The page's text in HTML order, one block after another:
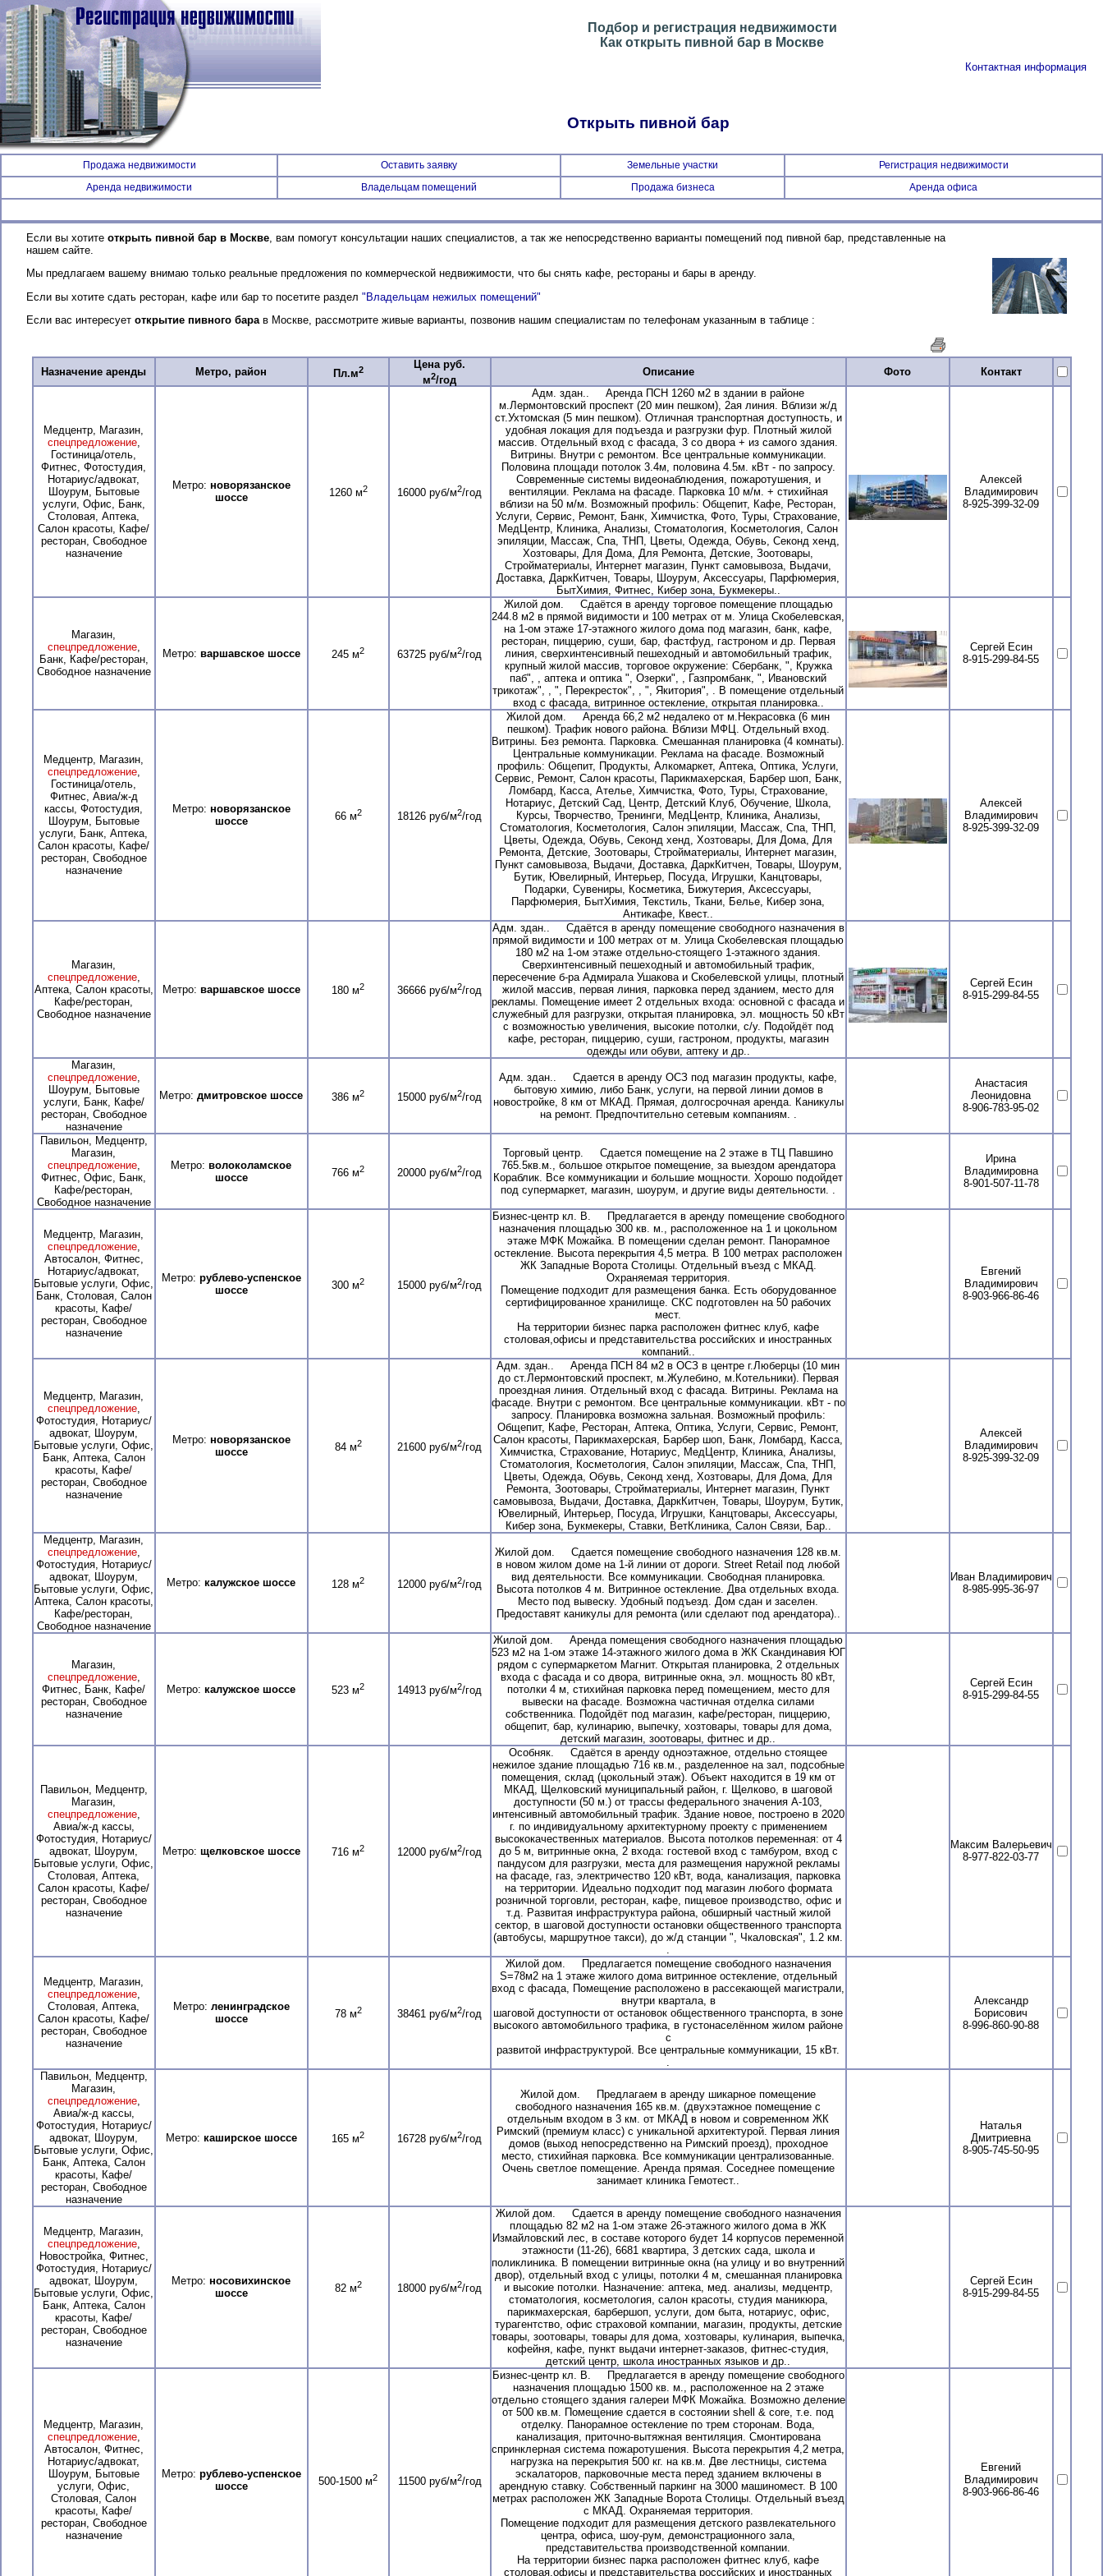
Подбор и регистрация недвижимости
Как открыть пивной бар в Москве
Контактная информация
Открыть пивной бар
Продажа недвижимости Оставить заявку Земельные участки
Регистрация недвижимости
Аренда недвижимости
Владельцам помещений Продажа бизнеса Аренда офиса
Если вы хотите открыть пивной бар в Москве, вам помогут консультации наших специалистов, а так же непосредственно варианты помещений под пивной бар, представленные на
нашем сайте.
Мы предлагаем вашему внимаю только реальные предложения по коммерческой недвижимости, что бы снять кафе, рестораны и бары в аренду.
Если вы хотите сдать ресторан, кафе или бар то посетите раздел "Владельцам нежилых помещений"
Если вас интересует открытие пивного бара в Москве, рассмотрите живые варианты, позвонив нашим специалистам по телефонам указанным в таблице :
Назначение аренды Метро, район Пл.м2
Цена руб.
м2/год
Описание Фото Контакт
Медцентр, Магазин,
спецпредложение,
Гостиница/отель,
Фитнес, Фотостудия,
Нотариус/адвокат,
Шоурум, Бытовые
услуги, Офис, Банк,
Столовая, Аптека,
Салон красоты, Кафе/
ресторан, Свободное
назначение
Метро: новорязанское
шоссе
1260 м2 16000 руб/м2/год
Адм. здан.. Аренда ПСН 1260 м2 в здании в районе
м.Лермонтовский проспект (20 мин пешком), 2ая линия. Вблизи ж/д
ст.Ухтомская (5 мин пешком). Отличная транспортная доступность, и
удобная локация для подъезда и разгрузки фур. Плотный жилой
массив. Отдельный вход с фасада, 3 со двора + из самого здания.
Витрины. Внутри с ремонтом. Все центральные коммуникации.
Половина площади потолок 3.4м, половина 4.5м. кВт - по запросу.
Современные системы видеонаблюдения, пожаротушения, и
вентиляции. Реклама на фасаде. Парковка 10 м/м. + стихийная
вблизи на 50 м/м. Возможный профиль: Общепит, Кафе, Ресторан,
Услуги, Сервис, Ремонт, Банк, Химчистка, Фото, Туры, Страхование,
МедЦентр, Клиника, Анализы, Стоматология, Косметология, Салон
эпиляции, Массаж, Спа, ТНП, Цветы, Одежда, Обувь, Секонд хенд,
Хозтовары, Для Дома, Для Ремонта, Детские, Зоотовары,
Стройматериалы, Интернет магазин, Пункт самовывоза, Выдачи,
Доставка, ДаркКитчен, Товары, Шоурум, Аксессуары, Парфюмерия,
БытХимия, Фитнес, Кибер зона, Букмекеры..
Алексей
Владимирович
8-925-399-32-09
Магазин,
спецпредложение,
Банк, Кафе/ресторан,
Свободное назначение
Метро: варшавское шоссе 245 м2 63725 руб/м2/год
Жилой дом. Сдаётся в аренду торговое помещение площадью
244.8 м2 в прямой видимости и 100 метрах от м. Улица Скобелевская,
на 1-ом этаже 17-этажного жилого дома под магазин, банк, кафе,
ресторан, пиццерию, суши, бар, фастфуд, гастроном и др. Первая
линия, сверхинтенсивный пешеходный и автомобильный трафик,
крупный жилой массив, торговое окружение: Сбербанк, ", Кружка
паб", , аптека и оптика ", Озерки", , Газпромбанк, ", Ивановский
трикотаж", , ", Перекресток", , ", Якитория", . В помещение отдельный
вход с фасада, витринное остекление, открытая планировка..
Сергей Есин
8-915-299-84-55
Медцентр, Магазин,
спецпредложение,
Гостиница/отель,
Фитнес, Авиа/ж-д
кассы, Фотостудия,
Шоурум, Бытовые
услуги, Банк, Аптека,
Салон красоты, Кафе/
ресторан, Свободное
назначение
Метро: новорязанское
шоссе
66 м2 18126 руб/м2/год
Жилой дом. Аренда 66,2 м2 недалеко от м.Некрасовка (6 мин
пешком). Трафик нового района. Вблизи МФЦ. Отдельный вход.
Витрины. Без ремонта. Парковка. Смешанная планировка (4 комнаты).
Центральные коммуникации. Реклама на фасаде. Возможный
профиль: Общепит, Продукты, Алкомаркет, Аптека, Оптика, Услуги,
Сервис, Ремонт, Салон красоты, Парикмахерская, Барбер шоп, Банк,
Ломбард, Касса, Ателье, Химчистка, Фото, Туры, Страхование,
Нотариус, Детский Сад, Центр, Детский Клуб, Обучение, Школа,
Курсы, Творчество, Тренинги, МедЦентр, Клиника, Анализы,
Стоматология, Косметология, Салон эпиляции, Массаж, Спа, ТНП,
Цветы, Одежда, Обувь, Секонд хенд, Хозтовары, Для Дома, Для
Ремонта, Детские, Зоотовары, Стройматериалы, Интернет магазин,
Пункт самовывоза, Выдачи, Доставка, ДаркКитчен, Товары, Шоурум,
Бутик, Ювелирный, Интерьер, Посуда, Игрушки, Канцтовары,
Подарки, Сувениры, Косметика, Бижутерия, Аксессуары,
Парфюмерия, БытХимия, Текстиль, Ткани, Белье, Кибер зона,
Антикафе, Квест..
Алексей
Владимирович
8-925-399-32-09
Магазин,
спецпредложение,
Аптека, Салон красоты,
Кафе/ресторан,
Свободное назначение
Метро: варшавское шоссе 180 м2 36666 руб/м2/год
Адм. здан.. Сдаётся в аренду помещение свободного назначения в
прямой видимости и 100 метрах от м. Улица Скобелевская площадью
180 м2 на 1-ом этаже отдельно-стоящего 1-этажного здания.
Сверхинтенсивный пешеходный и автомобильный трафик,
пересечение б-ра Адмирала Ушакова и Скобелевской улицы, плотный
жилой массив, первая линия, парковка перед зданием, место для
рекламы. Помещение имеет 2 отдельных входа: основной с фасада и
служебный для разгрузки, открытая планировка, эл. мощность 50 кВт
с возможностью увеличения, высокие потолки, с/у. Подойдёт под
кафе, ресторан, пиццерию, суши, гастроном, продукты, магазин
одежды или обуви, аптеку и др..
Сергей Есин
8-915-299-84-55
Магазин,
спецпредложение,
Шоурум, Бытовые
услуги, Банк, Кафе/
ресторан, Свободное
назначение
Метро: дмитровское шоссе 386 м2 15000 руб/м2/год
Адм. здан.. Сдается в аренду ОСЗ под магазин продукты, кафе,
бытовую химию, либо Банк, услуги, на первой линии домов в
новостройке, 8 км от МКАД. Прямая, долгосрочная аренда. Каникулы
на ремонт. Предпочтительно сетевым компаниям. .
Анастасия
Леонидовна
8-906-783-95-02
Павильон, Медцентр,
Магазин,
спецпредложение,
Фитнес, Офис, Банк,
Кафе/ресторан,
Свободное назначение
Метро: волоколамское
шоссе
766 м2 20000 руб/м2/год
Торговый центр. Сдается помещение на 2 этаже в ТЦ Павшино
765.5кв.м., большое открытое помещение, за выездом арендатора
Кораблик. Все коммуникации и большие мощности. Хорошо подойдет
под супермаркет, магазин, шоурум, и другие виды деятельности. .
Ирина
Владимировна
8-901-507-11-78
Медцентр, Магазин,
спецпредложение,
Автосалон, Фитнес,
Нотариус/адвокат,
Бытовые услуги, Офис,
Банк, Столовая, Салон
красоты, Кафе/
ресторан, Свободное
назначение
Метро: рублево-успенское
шоссе
300 м2 15000 руб/м2/год
Бизнес-центр кл. В. Предлагается в аренду помещение свободного
назначения площадью 300 кв. м., расположенное на 1 и цокольном
этаже МФК Можайка. В помещении сделан ремонт. Панорамное
остекление. Высота перекрытия 4,5 метра. В 100 метрах расположен
ЖК Западные Ворота Столицы. Отдельный въезд с МКАД.
Охраняемая территория.
Помещение подходит для размещения банка. Есть оборудованное
сертифицированное хранилище. СКС подготовлен на 50 рабочих
мест.
На территории бизнес парка расположен фитнес клуб, кафе
столовая,офисы и представительства российских и иностранных
компаний..
Евгений
Владимирович
8-903-966-86-46
Медцентр, Магазин,
спецпредложение,
Фотостудия, Нотариус/
адвокат, Шоурум,
Бытовые услуги, Офис,
Банк, Аптека, Салон
красоты, Кафе/
ресторан, Свободное
назначение
Метро: новорязанское
шоссе
84 м2 21600 руб/м2/год
Адм. здан.. Аренда ПСН 84 м2 в ОСЗ в центре г.Люберцы (10 мин
до ст.Лермонтовский проспект, м.Жулебино, м.Котельники). Первая
проездная линия. Отдельный вход с фасада. Витрины. Реклама на
фасаде. Внутри с ремонтом. Все центральные коммуникации. кВт - по
запросу. Планировка возможна зальная. Возможный профиль:
Общепит, Кафе, Ресторан, Аптека, Оптика, Услуги, Сервис, Ремонт,
Салон красоты, Парикмахерская, Барбер шоп, Банк, Ломбард, Касса,
Химчистка, Страхование, Нотариус, МедЦентр, Клиника, Анализы,
Стоматология, Косметология, Салон эпиляции, Массаж, Спа, ТНП,
Цветы, Одежда, Обувь, Секонд хенд, Хозтовары, Для Дома, Для
Ремонта, Зоотовары, Стройматериалы, Интернет магазин, Пункт
самовывоза, Выдачи, Доставка, ДаркКитчен, Товары, Шоурум, Бутик,
Ювелирный, Интерьер, Посуда, Игрушки, Канцтовары, Аксессуары,
Кибер зона, Букмекеры, Ставки, ВетКлиника, Салон Связи, Бар..
Алексей
Владимирович
8-925-399-32-09
Медцентр, Магазин,
спецпредложение,
Фотостудия, Нотариус/
адвокат, Шоурум,
Бытовые услуги, Офис,
Аптека, Салон красоты,
Кафе/ресторан,
Свободное назначение
Метро: калужское шоссе 128 м2 12000 руб/м2/год
Жилой дом. Сдается помещение свободного назначения 128 кв.м.
в новом жилом доме на 1-й линии от дороги. Street Retail под любой
вид деятельности. Все коммуникации. Свободная планировка.
Высота потолков 4 м. Витринное остекление. Два отдельных входа.
Место под вывеску. Удобный подъезд. Дом сдан и заселен.
Предоставят каникулы для ремонта (или сделают под арендатора)..
Иван Владимирович
8-985-995-36-97
Магазин,
спецпредложение,
Фитнес, Банк, Кафе/
ресторан, Свободное
назначение
Метро: калужское шоссе 523 м2 14913 руб/м2/год
Жилой дом. Аренда помещения свободного назначения площадью
523 м2 на 1-ом этаже 14-этажного жилого дома в ЖК Скандинавия ЮГ
рядом с супермаркетом Магнит. Открытая планировка, 2 отдельных
входа с фасада и со двора, витринные окна, эл. мощность 80 кВт,
потолки 4 м, стихийная парковка перед помещением, место для
вывески на фасаде. Возможна частичная отделка силами
собственника. Подойдёт под магазин, кафе/ресторан, пиццерию,
общепит, бар, кулинарию, выпечку, хозтовары, товары для дома,
детский магазин, зоотовары, фитнес и др..
Сергей Есин
8-915-299-84-55
Павильон, Медцентр,
Магазин,
спецпредложение,
Авиа/ж-д кассы,
Фотостудия, Нотариус/
адвокат, Шоурум,
Бытовые услуги, Офис,
Столовая, Аптека,
Салон красоты, Кафе/
ресторан, Свободное
назначение
Метро: щелковское шоссе 716 м2 12000 руб/м2/год
Особняк. Сдаётся в аренду одноэтажное, отдельно стоящее
нежилое здание площадью 716 кв.м., разделенное на зал, подсобные
помещения, склад (цокольный этаж). Объект находится в 19 км от
МКАД, Щелковский муниципальный район, г. Щелково, в шаговой
доступности (50 м.) от трассы федерального значения А-103,
интенсивный автомобильный трафик. Здание новое, построено в 2020
г. по индивидуальному архитектурному проекту с применением
высококачественных материалов. Высота потолков переменная: от 4
до 5 м, витринные окна, 2 входа: гостевой вход с тамбуром, вход с
пандусом для разгрузки, места для размещения наружной рекламы
на фасаде, газ, электричество 120 кВт, вода, канализация, парковка
на территории. Идеально подходит под магазин любого формата
розничной торговли, ресторан, кафе, пищевое производство, офис и
т.д. Развитая инфраструктура района, обширный частный жилой
сектор, в шаговой доступности остановки общественного транспорта
(автобусы, маршрутное такси), до ж/д станции ", Чкаловская", 1.2 км.
.
Максим Валерьевич
8-977-822-03-77
Медцентр, Магазин,
спецпредложение,
Столовая, Аптека,
Салон красоты, Кафе/
ресторан, Свободное
назначение
Метро: ленинградское
шоссе
78 м2 38461 руб/м2/год
Жилой дом. Предлагается помещение свободного назначения
S=78м2 на 1 этаже жилого дома витринное остекление, отдельный
вход с фасада, Помещение расположено в рассекающей магистрали,
внутри квартала, в
шаговой доступности от остановок общественного транспорта, в зоне
высокого автомобильного трафика, в густонаселённом жилом районе
с
развитой инфраструктурой. Все центральные коммуникации, 15 кВт.
.
Александр
Борисович
8-996-860-90-88
Павильон, Медцентр,
Магазин,
спецпредложение,
Авиа/ж-д кассы,
Фотостудия, Нотариус/
адвокат, Шоурум,
Бытовые услуги, Офис,
Банк, Аптека, Салон
красоты, Кафе/
ресторан, Свободное
назначение
Метро: каширское шоссе 165 м2 16728 руб/м2/год
Жилой дом. Предлагаем в аренду шикарное помещение
свободного назначения 165 кв.м. (двухэтажное помещение с
отдельным входом в 3 км. от МКАД в новом и современном ЖК
Римский (премиум класс) с уникальной архитектурой. Первая линия
домов (выход непосредственно на Римский проезд), проходное
место, стихийная парковка. Все коммуникации централизованные.
Очень светлое помещение. Аренда прямая. Соседнее помещение
занимает клиника Гемотест..
Наталья
Дмитриевна
8-905-745-50-95
Медцентр, Магазин,
спецпредложение,
Новостройка, Фитнес,
Фотостудия, Нотариус/
адвокат, Шоурум,
Бытовые услуги, Офис,
Банк, Аптека, Салон
красоты, Кафе/
ресторан, Свободное
назначение
Метро: носовихинское
шоссе
82 м2 18000 руб/м2/год
Жилой дом. Сдается в аренду помещение свободного назначения
площадью 82 м2 на 1-ом этаже 26-этажного жилого дома в ЖК
Измайловский лес, в составе которого будет 14 корпусов переменной
этажности (11-26), 6681 квартира, 3 детских сада, школа и
поликлиника. В помещении витринные окна (на улицу и во внутренний
двор), отдельный вход с улицы, потолки 4 м, смешанная планировка
и высокие потолки. Назначение: аптека, мед. анализы, медцентр,
стоматология, косметология, салон красоты, студия маникюра,
парикмахерская, барбершоп, услуги, дом быта, нотариус, офис,
турагентство, офис страховой компании, магазин, продукты, детские
товары, зоотовары, товары для дома, хозтовары, кулинария, выпечка,
кофейня, кафе, пункт выдачи интернет-заказов, фитнес-студия,
детский центр, школа иностранных языков и др..
Сергей Есин
8-915-299-84-55
Медцентр, Магазин,
спецпредложение,
Автосалон, Фитнес,
Нотариус/адвокат,
Шоурум, Бытовые
услуги, Офис,
Столовая, Салон
красоты, Кафе/
ресторан, Свободное
назначение
Метро: рублево-успенское
шоссе
500-1500 м2 11500 руб/м2/год
Бизнес-центр кл. В. Предлагается в аренду помещение свободного
назначения площадью 1500 кв. м., расположенное на 2 этаже
отдельно стоящего здания галереи МФК Можайка. Возможно деление
от 500 кв.м. Помещение сдается в состоянии shell & core, т.е. под
отделку. Панорамное остекление по трем сторонам. Вода,
канализация, приточно-вытяжная вентиляция. Смонтирована
спринклерная система пожаротушения. Высота перекрытия 4,2 метра,
нагрузка на перекрытия 500 кг. на кв.м. Две лестницы, система
эскалаторов, парковочные места перед зданием включены в
арендную ставку. Собственный паркинг на 3000 машиномест. В 100
метрах расположен ЖК Западные Ворота Столицы. Отдельный въезд
с МКАД. Охраняемая территория.
Помещение подходит для размещения детского развлекательного
центра, офиса, шоу-рум, демонстрационного зала,
представительства производственной компании.
На территории бизнес парка расположен фитнес клуб, кафе
столовая,офисы и представительства российских и иностранных
Евгений
Владимирович
8-903-966-86-46